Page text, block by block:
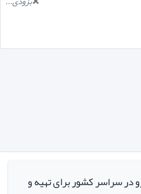
در سراسر کشور برای تهیه و